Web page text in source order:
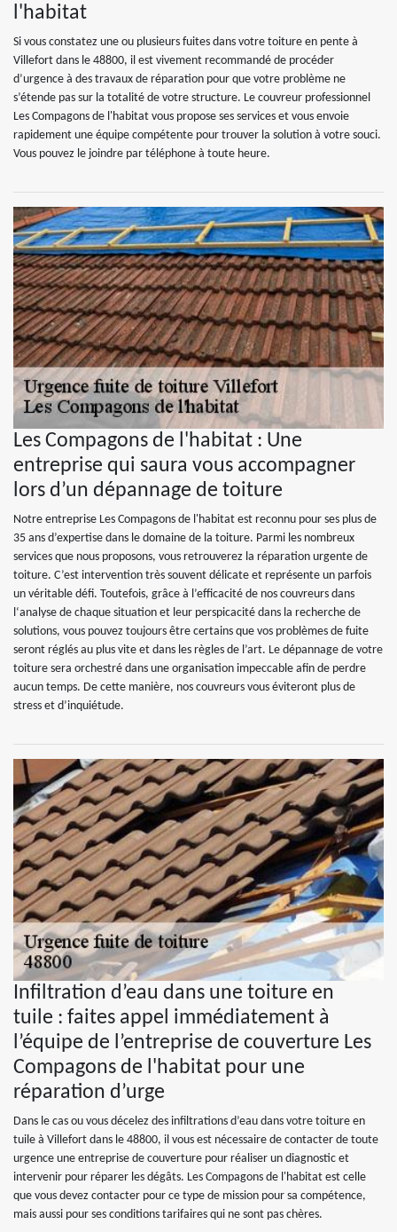
l'habitat
Si vous constatez une ou plusieurs fuites dans votre toiture en pente à
Villefort dans le 48800, il est vivement recommandé de procéder
d’urgence à des travaux de réparation pour que votre problème ne
s’étende pas sur la totalité de votre structure. Le couvreur professionnel
Les Compagons de l'habitat vous propose ses services et vous envoie
rapidement une équipe compétente pour trouver la solution à votre souci.
Vous pouvez le joindre par téléphone à toute heure.
Les Compagons de l'habitat : Une
entreprise qui saura vous accompagner
lors d’un dépannage de toiture
Notre entreprise Les Compagons de l'habitat est reconnu pour ses plus de
35 ans d’expertise dans le domaine de la toiture. Parmi les nombreux
services que nous proposons, vous retrouverez la réparation urgente de
toiture. C’est intervention très souvent délicate et représente un parfois
un véritable défi. Toutefois, grâce à l’efficacité de nos couvreurs dans
l‘analyse de chaque situation et leur perspicacité dans la recherche de
solutions, vous pouvez toujours être certains que vos problèmes de fuite
seront réglés au plus vite et dans les règles de l’art. Le dépannage de votre
toiture sera orchestré dans une organisation impeccable afin de perdre
aucun temps. De cette manière, nos couvreurs vous éviteront plus de
stress et d’inquiétude.
Infiltration d’eau dans une toiture en
tuile : faites appel immédiatement à
l’équipe de l’entreprise de couverture Les
Compagons de l'habitat pour une
réparation d’urge
Dans le cas ou vous décelez des infiltrations d’eau dans votre toiture en
tuile à Villefort dans le 48800, il vous est nécessaire de contacter de toute
urgence une entreprise de couverture pour réaliser un diagnostic et
intervenir pour réparer les dégâts. Les Compagons de l'habitat est celle
que vous devez contacter pour ce type de mission pour sa compétence,
mais aussi pour ses conditions tarifaires qui ne sont pas chères.